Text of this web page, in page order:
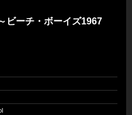
ビーチ・ボーイズ1967